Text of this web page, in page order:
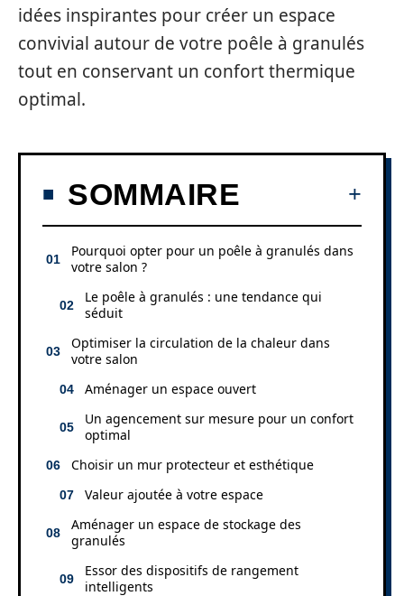
idées inspirantes pour créer un espace
convivial autour de votre poêle à granulés
tout en conservant un confort thermique
optimal.
SOMMAIRE
Pourquoi opter pour un poêle à granulés dans
votre salon ?
Le poêle à granulés : une tendance qui
séduit
Optimiser la circulation de la chaleur dans
votre salon
Aménager un espace ouvert
Un agencement sur mesure pour un confort
optimal
Choisir un mur protecteur et esthétique
Valeur ajoutée à votre espace
Aménager un espace de stockage des
granulés
Essor des dispositifs de rangement
intelligents